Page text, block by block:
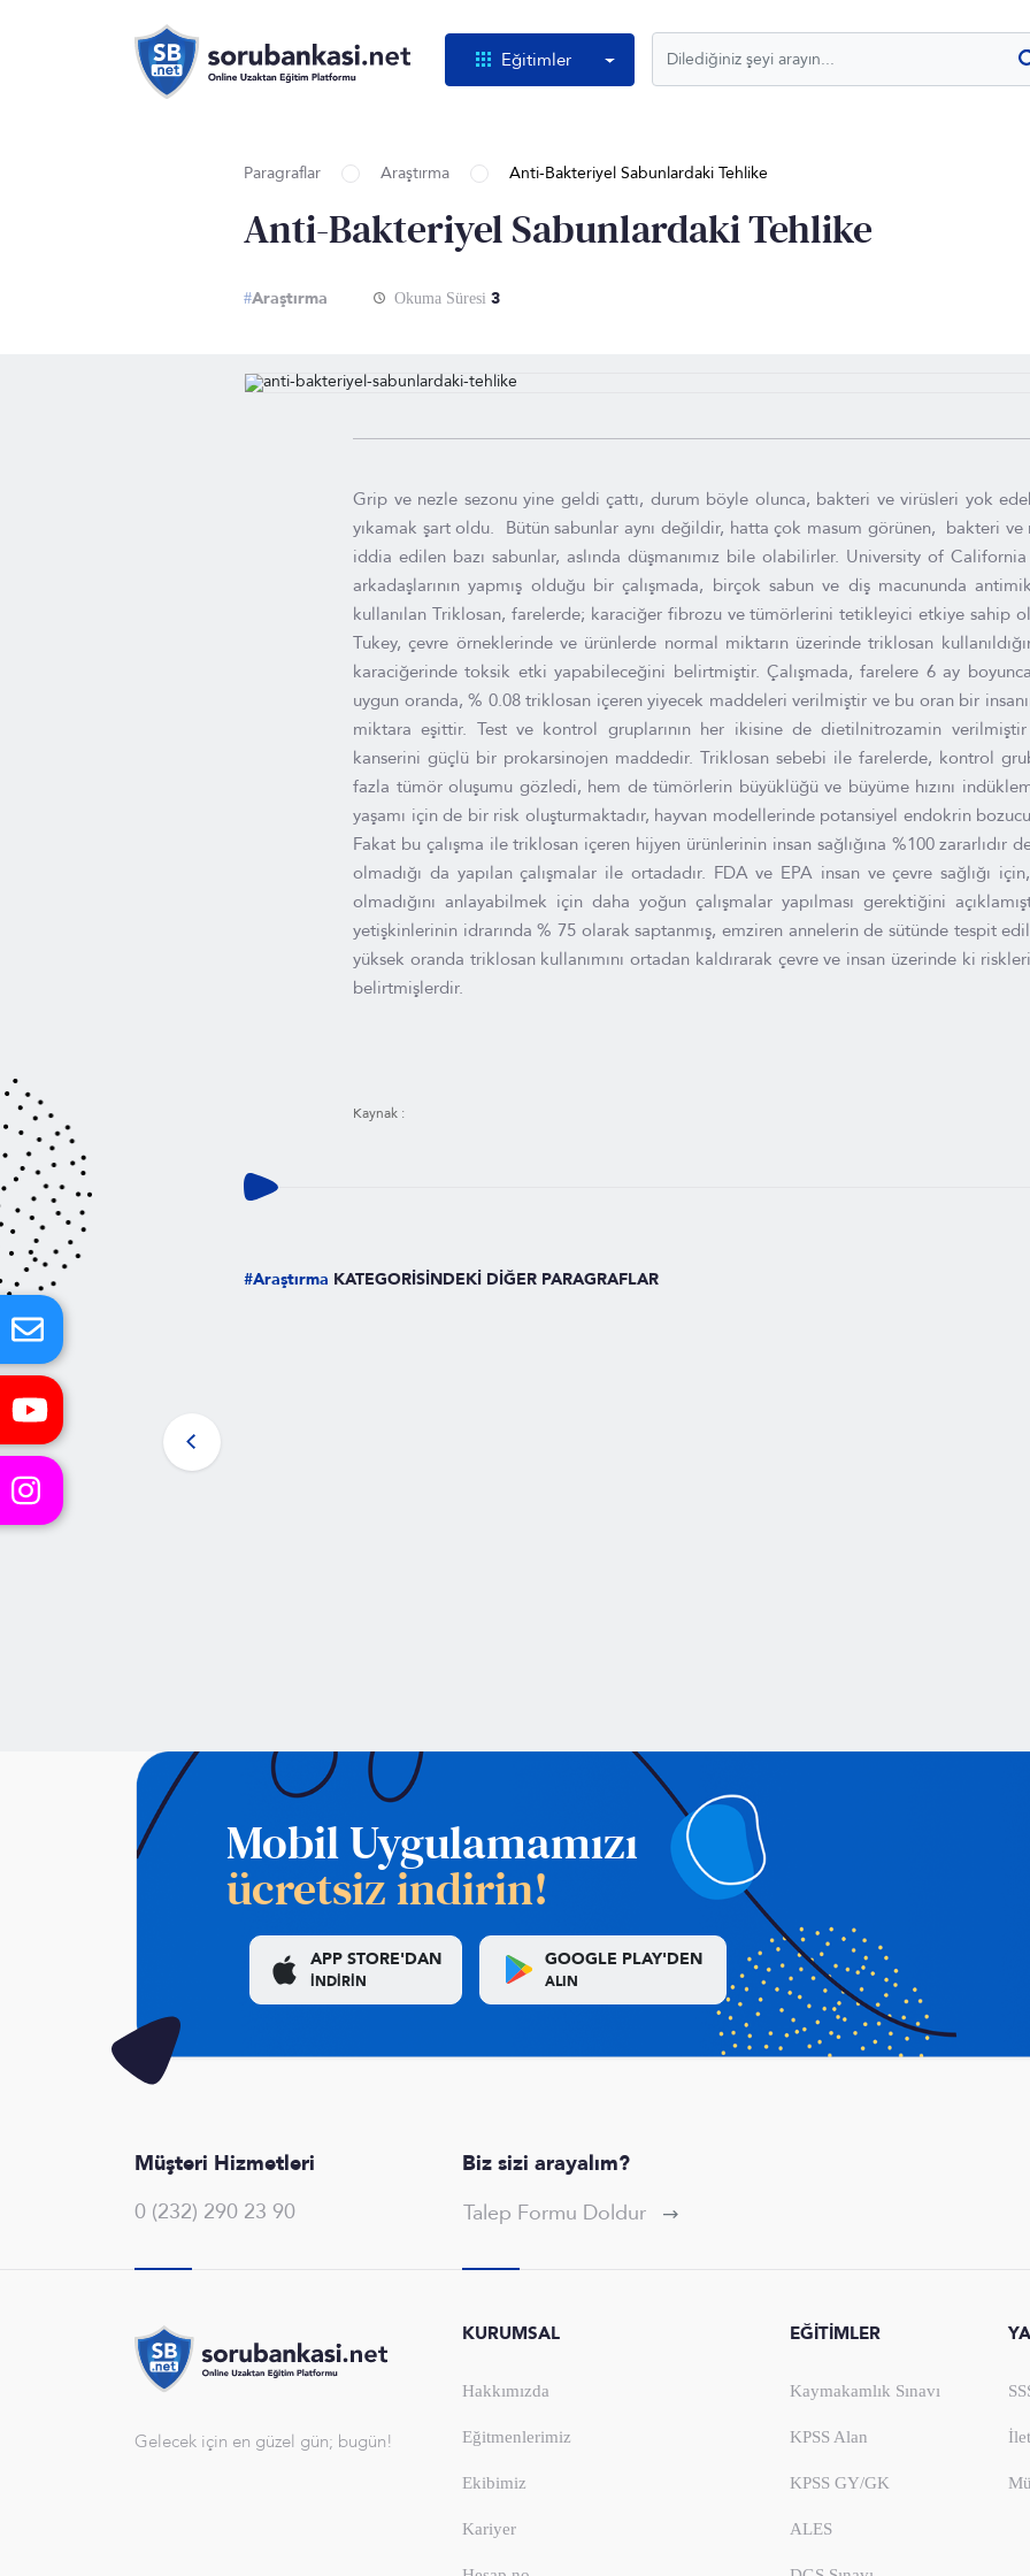
Eğitimler
Paragraflar Araştırma Anti-Bakteriyel Sabunlardaki Tehlike
Anti-Bakteriyel Sabunlardaki Tehlike
#Araştırma Okuma Süresi 3
Grip ve nezle sezonu yine geldi çattı, durum böyle olunca, bakteri ve virüsleri yok
yıkamak şart oldu. Bütün sabunlar aynı değildir, hatta çok masum görünen, bakteri
iddia edilen bazı sabunlar, aslında düşmanımız bile olabilirler. University of
arkadaşlarının yapmış olduğu bir çalışmada, birçok sabun ve diş macununda
kullanılan Triklosan, farelerde; karaciğer fibrozu ve tümörlerini tetikleyici etkiye sahip
Tukey, çevre örneklerinde ve ürünlerde normal miktarın üzerinde triklosan
karaciğerinde toksik etki yapabileceğini belirtmiştir. Çalışmada, farelere 6 ay
uygun oranda, % 0.08 triklosan içeren yiyecek maddeleri verilmiştir ve bu oran bir
miktara eşittir. Test ve kontrol gruplarının her ikisine de dietilnitrozamin
kanserini güçlü bir prokarsinojen maddedir. Triklosan sebebi ile farelerde, kontrol
fazla tümör oluşumu gözledi, hem de tümörlerin büyüklüğü ve büyüme hızını
yaşamı için de bir risk oluşturmaktadır, hayvan modellerinde potansiyel endokrin
Fakat bu çalışma ile triklosan içeren hijyen ürünlerinin insan sağlığına %100 zararlıdır
olmadığı da yapılan çalışmalar ile ortadadır. FDA ve EPA insan ve çevre sağlığı
olmadığını anlayabilmek için daha yoğun çalışmalar yapılması gerektiğini
yetişkinlerinin idrarında % 75 olarak saptanmış, emziren annelerin de sütünde tespit
yüksek oranda triklosan kullanımını ortadan kaldırarak çevre ve insan üzerinde ki
belirtmişlerdir.
Kaynak :
#Araştırma KATEGORİSİNDEKİ DİĞER PARAGRAFLAR
Mobil Uygulamamızı
ücretsiz indirin!
APP STORE'DAN
İNDİRİN
GOOGLE PLAY'DEN
ALIN
Müşteri Hizmetleri
0 (232) 290 23 90
Biz sizi arayalım?
Talep Formu Doldur
Gelecek için en güzel gün; bugün!
KURUMSAL
Hakkımızda
Eğitmenlerimiz
Ekibimiz
Kariyer
EĞİTİMLER
Kaymakamlık Sınavı
KPSS Alan
KPSS GY/GK
ALES